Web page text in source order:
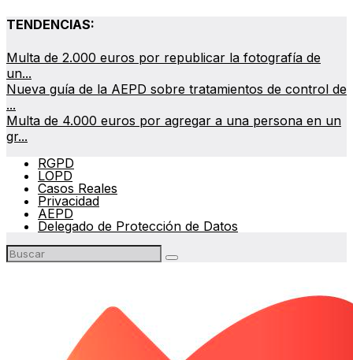
TENDENCIAS:
Multa de 2.000 euros por republicar la fotografía de
un...
Nueva guía de la AEPD sobre tratamientos de control de
...
Multa de 4.000 euros por agregar a una persona en un
gr...
RGPD
LOPD
Casos Reales
Privacidad
AEPD
Delegado de Protección de Datos